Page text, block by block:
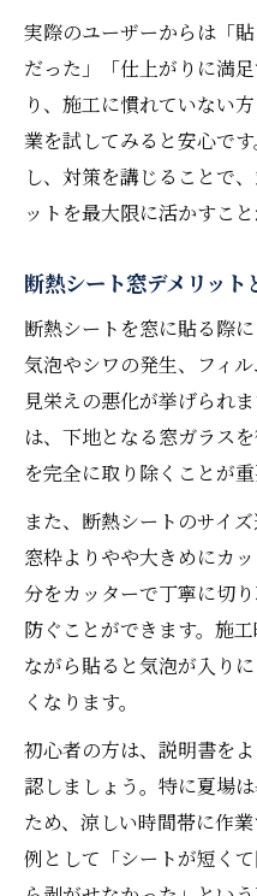
実際のユーザーからは「
だった」「仕上がりに満
り、施工に慣れていない
業を試してみると安心で
し、対策を講じることで
ットを最大限に活かすこと
断熱シート窓デメリット
断熱シートを窓に貼る際
気泡やシワの発生、フィ
見栄えの悪化が挙げられ
は、下地となる窓ガラス
を完全に取り除くことが重
また、断熱シートのサイ
窓枠よりやや大きめにカ
分をカッターで丁寧に切
防ぐことができます。施
ながら貼ると気泡が入り
くなります。
初心者の方は、説明書を
認しましょう。特に夏場
ため、涼しい時間帯に作
例として「シートが短く